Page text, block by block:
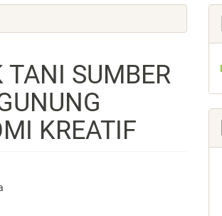
TANI SUMBER
KREATIF